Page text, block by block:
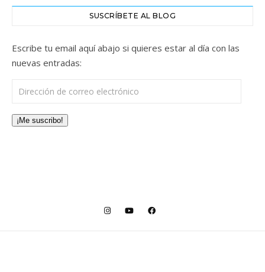
SUSCRÍBETE AL BLOG
Escribe tu email aquí abajo si quieres estar al día con las
nuevas entradas:
Dirección de correo electrónico
¡Me suscribo!